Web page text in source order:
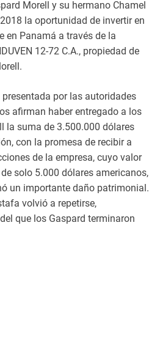
Morell y su hermano Chamel
la oportunidad de invertir en
en Panamá a través de la
12-72 C.A., propiedad de
por las autoridades
afirman haber entregado a los
la suma de 3.500.000 dólares
con la promesa de recibir a
de la empresa, cuyo valor
solo 5.000 dólares americanos,
un importante daño patrimonial.
volvió a repetirse,
que los Gaspard terminaron